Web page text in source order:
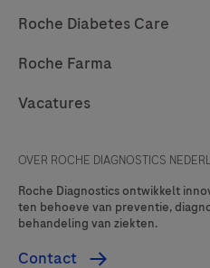
Roche Diabetes Care
Roche Farma
Vacatures
OVER ROCHE DIAGNOSTICS
Roche Diagnostics ontwikkelt
ten behoeve van preventie,
behandeling van ziekten.
Contact